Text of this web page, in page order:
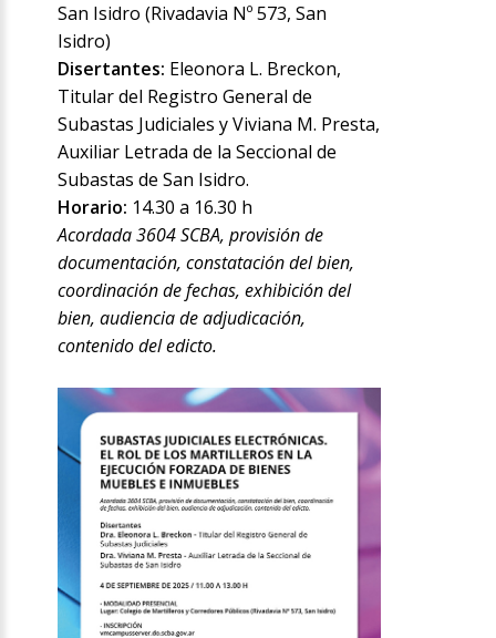
San Isidro (Rivadavia Nº 573, San
Isidro)
Disertantes: Eleonora L. Breckon,
Titular del Registro General de
Subastas Judiciales y Viviana M. Presta,
Auxiliar Letrada de la Seccional de
Subastas de San Isidro.
Horario: 14.30 a 16.30 h
Acordada 3604 SCBA, provisión de
documentación, constatación del bien,
coordinación de fechas, exhibición del
bien, audiencia de adjudicación,
contenido del edicto.